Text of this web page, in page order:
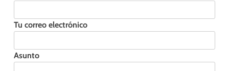
Tu correo electrónico
Asunto